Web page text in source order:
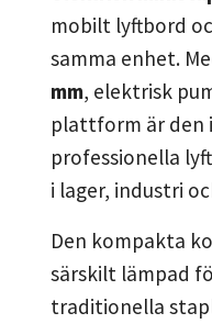
mobilt lyftbord
samma enhet.
mm, elektrisk
plattform är den
professionella
i lager, industri
Den kompakta
särskilt lämpad
traditionella